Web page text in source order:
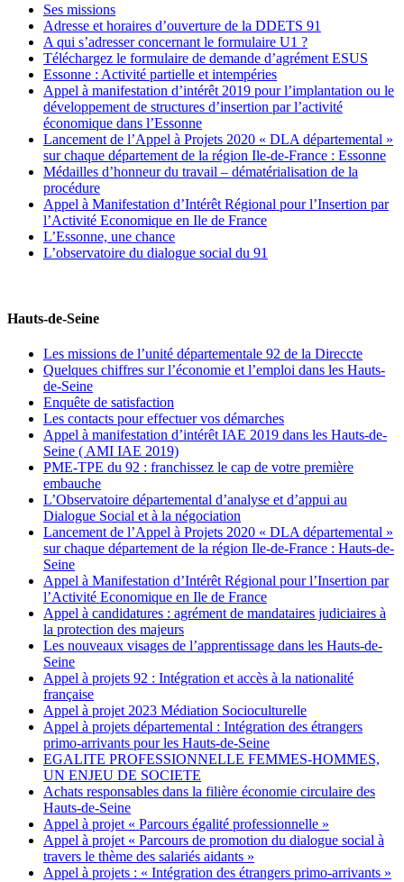
Ses missions
Adresse et horaires d’ouverture de la DDETS 91
A qui s’adresser concernant le formulaire U1 ?
Téléchargez le formulaire de demande d’agrément ESUS
Essonne : Activité partielle et intempéries
Appel à manifestation d’intérêt 2019 pour l’implantation ou le
développement de structures d’insertion par l’activité
économique dans l’Essonne
Lancement de l’Appel à Projets 2020 « DLA départemental »
sur chaque département de la région Ile-de-France : Essonne
Médailles d’honneur du travail – dématérialisation de la
procédure
Appel à Manifestation d’Intérêt Régional pour l’Insertion par
l’Activité Economique en Ile de France
L’Essonne, une chance
L’observatoire du dialogue social du 91
Hauts-de-Seine
Les missions de l’unité départementale 92 de la Direccte
Quelques chiffres sur l’économie et l’emploi dans les Hauts-
de-Seine
Enquête de satisfaction
Les contacts pour effectuer vos démarches
Appel à manifestation d’intérêt IAE 2019 dans les Hauts-de-
Seine ( AMI IAE 2019)
PME-TPE du 92 : franchissez le cap de votre première
embauche
L’Observatoire départemental d’analyse et d’appui au
Dialogue Social et à la négociation
Lancement de l’Appel à Projets 2020 « DLA départemental »
sur chaque département de la région Ile-de-France : Hauts-de-
Seine
Appel à Manifestation d’Intérêt Régional pour l’Insertion par
l’Activité Economique en Ile de France
Appel à candidatures : agrément de mandataires judiciaires à
la protection des majeurs
Les nouveaux visages de l’apprentissage dans les Hauts-de-
Seine
Appel à projets 92 : Intégration et accès à la nationalité
française
Appel à projet 2023 Médiation Socioculturelle
Appel à projets départemental : Intégration des étrangers
primo-arrivants pour les Hauts-de-Seine
EGALITE PROFESSIONNELLE FEMMES-HOMMES,
UN ENJEU DE SOCIETE
Achats responsables dans la filière économie circulaire des
Hauts-de-Seine
Appel à projet « Parcours égalité professionnelle »
Appel à projet « Parcours de promotion du dialogue social à
travers le thème des salariés aidants »
Appel à projets : « Intégration des étrangers primo-arrivants »